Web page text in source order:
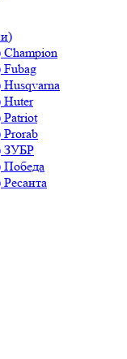
Champion
Fubag
Husqvarna
Huter
Patriot
Prorab
ЗУБР
Победа